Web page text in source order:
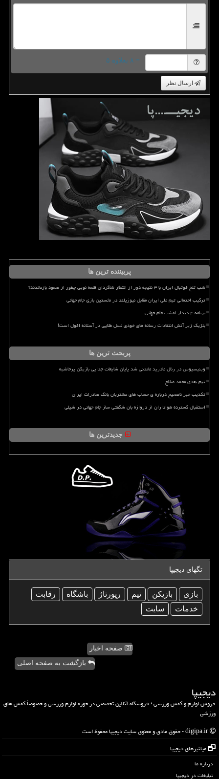
= ۸ بعلاوه ۵
ارسال نظر
پربیننده ترین ها
شب تلخ فوتبال ایران با ۳ نتیجه دور از انتظار شاگردان قلعه نویی چطور از صعود بازماندند؟
ترکیب احتمالی تیم ملی ایران مقابل نیوزیلند در نخستین بازی جام جهانی
برنامه ۴ دیدار امشب جام جهانی
بلژیک زیر آتش انتقادات رسانه های خودی نسل طلایی در آستانه افول است!
پربحث ترین ها
وینیسیوس در رئال مادرید ماندنی شد پایان شایعات جدایی بازیکن پرحاشیه
تیم بعدی محمد صلاح
تکذیب خبر ناصحیح درباره ی حساب های مشتریان بانک صادرات ایران
استقبال گسترده هواداران از دروازه بان شگفتی ساز جام جهانی در شیلی
جدیدترین ها
تگهای دیجیپا
بازی بازیكن تیم رپورتاژ باشگاه
رقابت
خدمات
سایت
صفحه اخبار
بازگشت به صفحه اصلی
دیجیپا
فروش لوازم و کفش ورزشی ؛ فروشگاه آنلاین تخصصی در حوزه لوازم ورزشی و خصوصاً کفش های
ورزشی
میانبرهای دیجیپا
درباره ما
تبلیغات در دیجیپا